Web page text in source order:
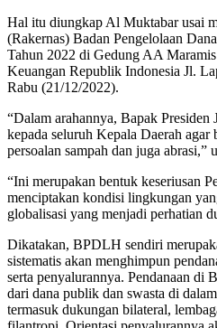
Hal itu diungkap Al Muktabar usai
(Rakernas) Badan Pengelolaan
Tahun 2022 di Gedung AA
Keuangan Republik Indonesia Jl.
Rabu (21/12/2022).
“Dalam arahannya, Bapak Presiden
kepada seluruh Kepala Daerah agar
persoalan sampah dan juga abrasi,”
“Ini merupakan bentuk keseriusan
menciptakan kondisi lingkungan
globalisasi yang menjadi perhatian
Dikatakan, BPDLH sendiri
sistematis akan menghimpun
serta penyalurannya. Pendanaan di
dari dana publik dan swasta di
termasuk dukungan bilateral,